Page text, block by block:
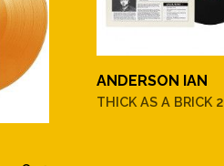
ANDERSON IAN
THICK AS A BRICK 2